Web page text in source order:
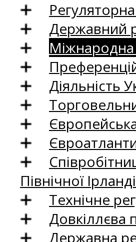
Державний
Міжнародна
Діяльність
Північної
Технічне
Довкіллєва
Державна